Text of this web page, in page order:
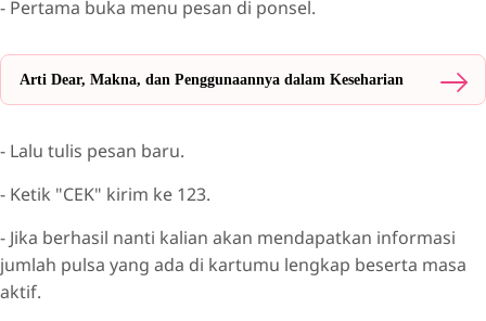
- Pertama buka menu pesan di ponsel.
Arti Dear, Makna, dan Penggunaannya dalam Keseharian
- Lalu tulis pesan baru.
- Ketik "CEK" kirim ke 123.
- Jika berhasil nanti kalian akan mendapatkan informasi
jumlah pulsa yang ada di kartumu lengkap beserta masa
aktif.